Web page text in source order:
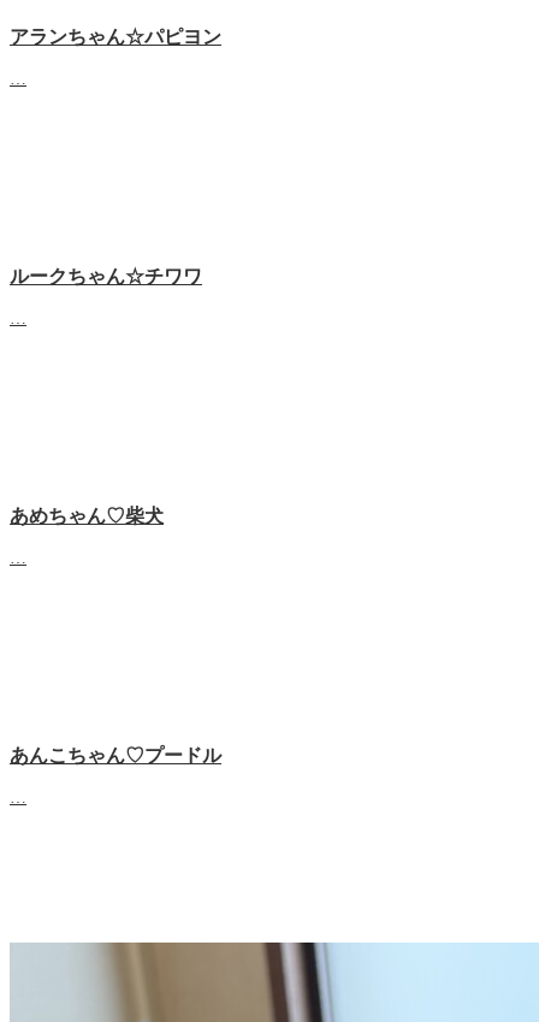
アランちゃん☆パピヨン
ルークちゃん☆チワワ
あめちゃん♡‬柴犬
あんこちゃん♡‬プードル